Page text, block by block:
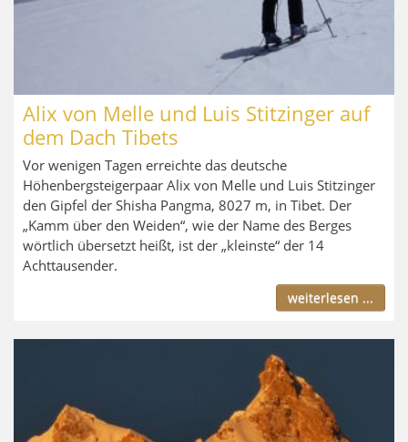
Alix von Melle und Luis Stitzinger auf
dem Dach Tibets
Vor wenigen Tagen erreichte das deutsche
Höhenbergsteigerpaar Alix von Melle und Luis Stitzinger
den Gipfel der Shisha Pangma, 8027 m, in Tibet. Der
„Kamm über den Weiden“, wie der Name des Berges
wörtlich übersetzt heißt, ist der „kleinste“ der 14
Achttausender.
weiterlesen ...